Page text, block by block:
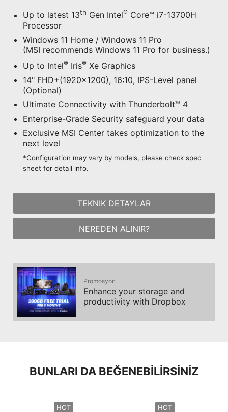
Up to latest 13th Gen Intel® Core™ i7-13700H
Processor
Windows 11 Home / Windows 11 Pro
(MSI recommends Windows 11 Pro for business.)
Up to Intel® Iris® Xe Graphics
14" FHD+(1920x1200), 16:10, IPS-Level panel
(Optional)
Ultimate Connectivity with Thunderbolt™ 4
Enterprise-Grade Security safeguard your data
Exclusive MSI Center takes optimization to the
next level
*Configuration may vary by models, please check spec
sheet for detail info.
TEKNIK DETAYLAR
NEREDEN ALINIR?
Promosyon
Enhance your storage and
productivity with Dropbox
BUNLARI DA BEĞENEBILIRSINIZ
HOT HOT